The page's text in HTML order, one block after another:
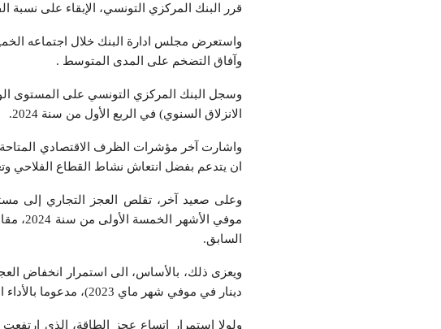
قرر البنك المركزي التونسي، الإبقاء على نسبة الفائدة دون
واستعرض مجلس ادارة البنك خلال اجتماعه
وآفاق التضخم على المدى المتوسط .
الانزلاق السنوي) في الربع الأول من سنة 2024.
واشارت آخر مؤشرات الظرف الاقتصادي
ان يتدعم بفضل انتعاش نشاط القطاع الفلاحي
السابق.
دینار في موفي شھر ماي 2023)، مدعوما بالأداء الجید لقطاع زیت الزیتون.